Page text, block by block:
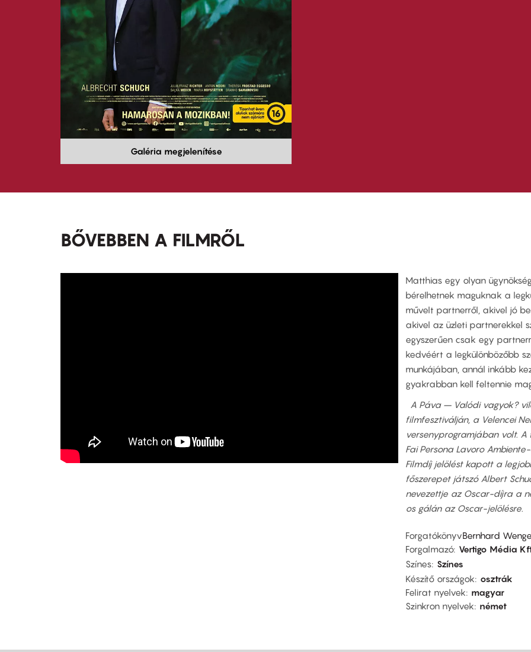
Galéria megjelenítése
BŐVEBBEN A FILMRŐL
Matthias egy olyan
bérelhetnek maguknak a
művelt partnerről, akivel jó
akivel az üzleti partnerekkel
egyszerűen csak egy
kedvéért a legkülönbözőbb
munkájában, annál inkább
gyakrabban kell feltennie
A Páva – Valódi vagyok?
filmfesztiválján, a Velencei
versenyprogramjában volt. A
Fai Persona Lavoro
Filmdíj jelölést kapott a
főszerepet játszó Albert
nevezettje az Oscar-díjra a
os gálán az Oscar-jelölésre.
ForgatókönyvBernhard
Forgalmazó Vertigo Média
Színes Színes
Készítő országok
osztrák
Felirat nyelvek
magyar
Szinkron nyelvek
német